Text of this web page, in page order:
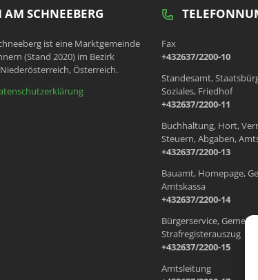
SCHNEEBERG
ist eine Marktgemeinde
(Stand 2020) im Bezirk
Österreich.
Fax
+432637/2200-10
Standesamt,
Soziales, Friedhof
+432637/2200-11
Buchhaltung, Hort,
Steuern, Abgaben,
+432637/2200-13
Bauamt, Homepage,
Amtskassa
+432637/2200-14
Bürgerservice,
Strafregisterauszug
+432637/2200-15
Amtsleitung